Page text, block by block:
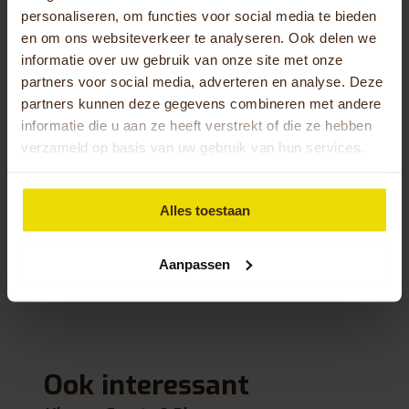
personaliseren, om functies voor social media te bieden
en om ons websiteverkeer te analyseren. Ook delen we
informatie over uw gebruik van onze site met onze
partners voor social media, adverteren en analyse. Deze
partners kunnen deze gegevens combineren met andere
informatie die u aan ze heeft verstrekt of die ze hebben
verzameld op basis van uw gebruik van hun services.
Alles toestaan
Aanpassen
graag een Huka fiets ervaren?
Ben je benieuwd of een Huka fiets geschikt is voor
jou en aansluit bij jouw wensen? Vraag een gratis
proefrit aan. Dit kan bij jouw dichtstbijzijnde Huka
dealer, bij onze fabriek in Oldenzaal of bij je thuis.
Wil je meer weten over deze mogelijkheid? Neem
0541-572 472of stuur ons een e-mail naar
Ook interessant